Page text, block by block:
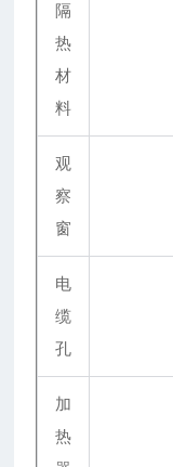
隔
热
材
料
观
察
窗
电
缆
孔
加
热